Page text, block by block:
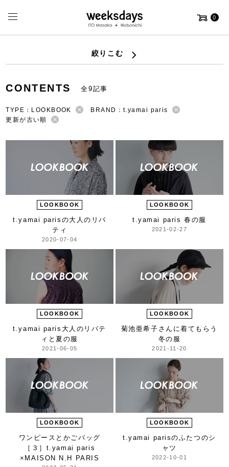
0
絞りこむ
CONTENTS 全9記事
TYPE：LOOKBOOK
BRAND：t.yamai paris
更新が古い順
LOOKBOOK
t.yamai parisの大人のリバ
ティ
2020-07-04
LOOKBOOK
t.yamai paris 春の服
2021-02-27
LOOKBOOK
t.yamai paris 大人のリバテ
ィと夏の服
2021-06-05
LOOKBOOK
菊池亜希子さんに着てもらう
冬の服
2021-11-20
LOOKBOOK
ワンピースとかごバッグ
［３］ t.yamai paris
× MAISON N.H PARIS
LOOKBOOK
t.yamai parisのふたつのシ
ャツ
2022-10-01